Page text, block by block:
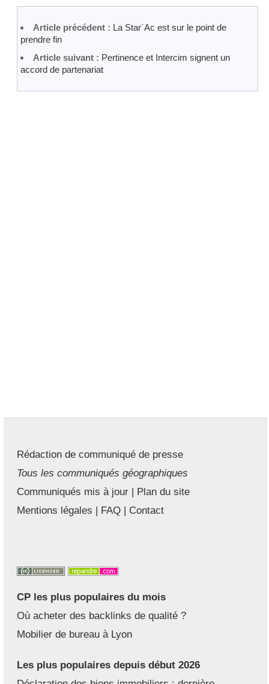
Article précédent : La Star´Ac est sur le point de
prendre fin
Article suivant : Pertinence et Intercim signent un
accord de partenariat
Rédaction de communiqué de presse
Tous les communiqués géographiques
Communiqués mis à jour | Plan du site
Mentions légales | FAQ | Contact
CP les plus populaires du mois
Où acheter des backlinks de qualité ?
Mobilier de bureau à Lyon
Les plus populaires depuis début 2026